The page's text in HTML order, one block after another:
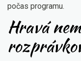
počas programu.
Hravá